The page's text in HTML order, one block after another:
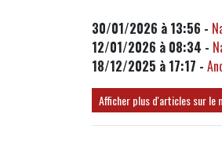
30/01/2026 à 13:56 -
12/01/2026 à 08:34 -
18/12/2025 à 17:17 -
Afficher plus d'articles sur le